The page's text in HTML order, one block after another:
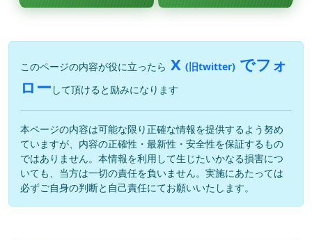
このページの内容が役に立ったら X (旧twitter) でフォ
ロー して頂けると励みになります
本ページの内容は可能な限り正確な情報を提供するよう努め
ていますが、内容の正確性・最新性・安全性を保証するもの
ではありません。本情報を利用して生じたいかなる損害につ
いても、当方は一切の責任を負いません。実施にあたっては
必ずご自身の判断と自己責任にてお願いいたします。